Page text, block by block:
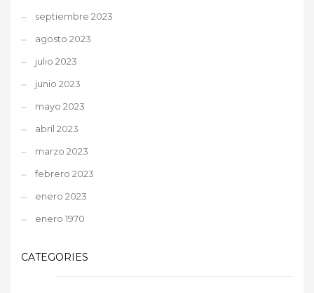
septiembre 2023
agosto 2023
julio 2023
junio 2023
mayo 2023
abril 2023
marzo 2023
febrero 2023
enero 2023
enero 1970
CATEGORIES